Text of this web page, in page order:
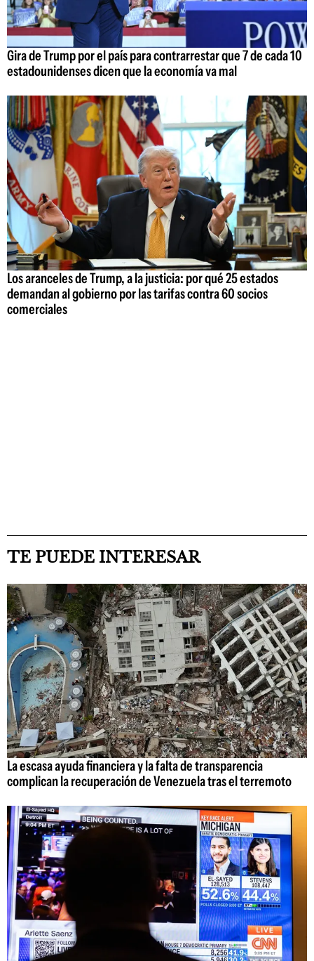
Gira de Trump por el país para contrarrestar que 7 de cada 10
estadounidenses dicen que la economía va mal
Los aranceles de Trump, a la justicia: por qué 25 estados
demandan al gobierno por las tarifas contra 60 socios
comerciales
TE PUEDE INTERESAR
La escasa ayuda financiera y la falta de transparencia
complican la recuperación de Venezuela tras el terremoto